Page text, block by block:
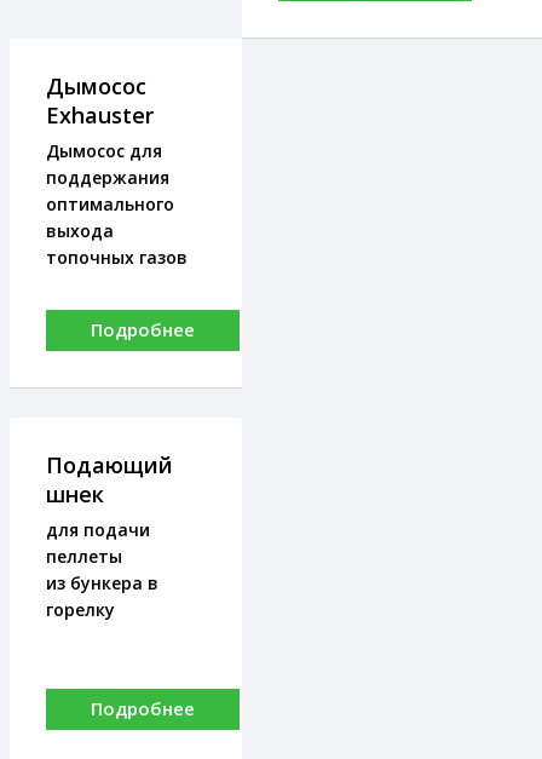
Дымосос
Exhauster
Дымосос для
поддержания
оптимального
выхода
топочных газов
Подробнее
Подающий
шнек
для подачи
пеллеты
из бункера в
горелку
Подробнее